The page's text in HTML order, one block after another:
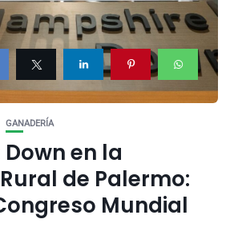
GANADERÍA
en la
de Palermo:
Mundial